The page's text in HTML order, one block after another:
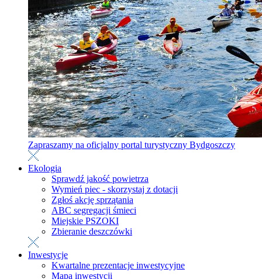
Zapraszamy na oficjalny portal turystyczny Bydgoszczy
Ekologia
Sprawdź jakość powietrza
Wymień piec - skorzystaj z dotacji
Zgłoś akcję sprzątania
ABC segregacji śmieci
Miejskie PSZOKI
Zbieranie deszczówki
Inwestycje
Kwartalne prezentacje inwestycyjne
Mapa inwestycji